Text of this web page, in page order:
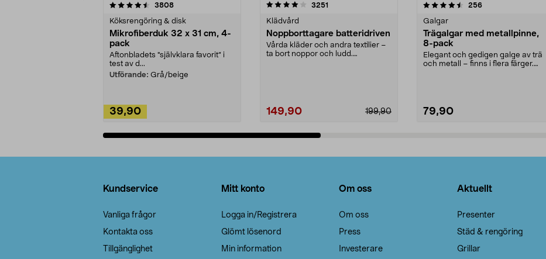
3808recensioner
Köksrengöring & disk
Mikrofiberduk 32 x 31 cm, 4-
pack
Aftonbladets "självklara favorit” i
test av d...
Utförande: Grå/beige
39,90
4.0av 5 stjärnor 3251
Klädvård
Noppborttagare batteridriven
Vårda kläder och andra textilier –
ta bort noppor och ludd.
199,90
149,90
4.5av 5 stjärnor 256recensioner
Galgar
Trägalgar med metallpinne,
8-pack
Elegant och gedigen galge av trä
och metall – finns i flera färger.
79,90
4.0av 5 stjärnor
Kundservice
Vanliga frågor
Kontakta oss
Tillgänglighet
Mitt konto
Logga in/Registrera
Glömt lösenord
Min information
Om oss
Om oss
Press
Investerare
Aktuellt
Presenter
Städ & rengöring
Grillar